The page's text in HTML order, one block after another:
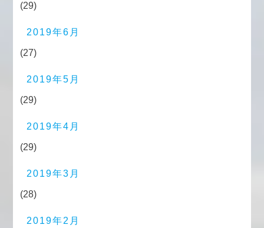
(29)
2019年6月
(27)
2019年5月
(29)
2019年4月
(29)
2019年3月
(28)
2019年2月